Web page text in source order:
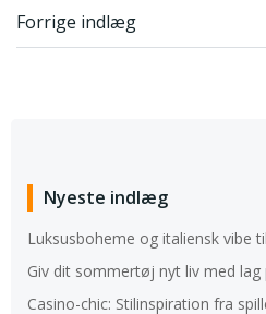
Forrige indlæg
Nyeste indlæg
Luksusboheme og italiensk vibe
Giv dit sommertøj nyt liv med lag
Casino-chic: Stilinspiration fra